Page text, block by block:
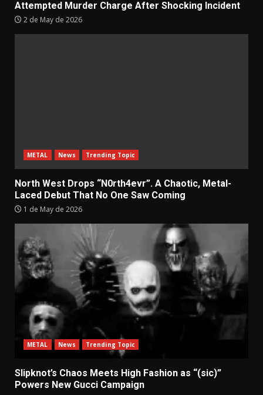
Attempted Murder Charge After Shocking Incident
2 de May de 2026
METAL News Trending Topic
North West Drops “N0rth4evr”. A Chaotic, Metal-
Laced Debut That No One Saw Coming
1 de May de 2026
METAL News Trending Topic
Slipknot’s Chaos Meets High Fashion as “(sic)”
Powers New Gucci Campaign